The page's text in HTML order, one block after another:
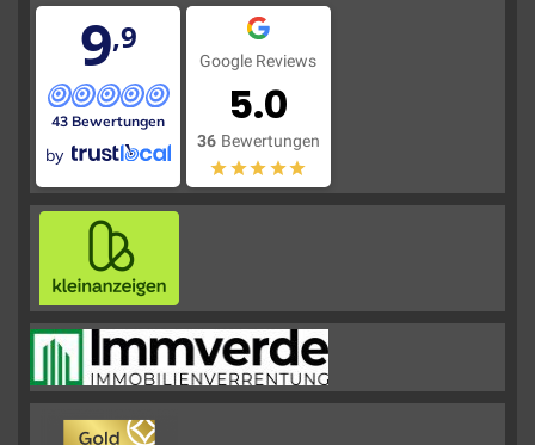
9,9
43 Bewertungen
by
Google Reviews
5.0
36 Bewertungen